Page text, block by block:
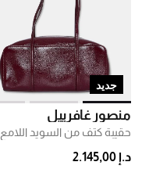
جديد
منصور غافرييل
حقيبة كتف من السويد اللامع
د.إ 2.145,00